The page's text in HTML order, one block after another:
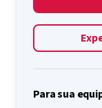
Para sua